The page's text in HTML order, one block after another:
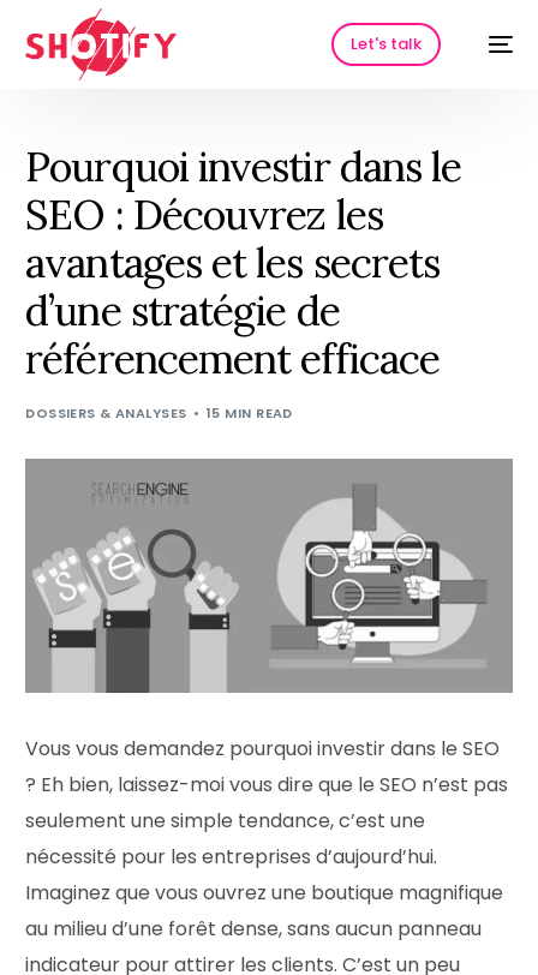
Let's talk
Pourquoi investir dans le
SEO : Découvrez les
avantages et les secrets
d’une stratégie de
référencement efficace
DOSSIERS & ANALYSES 15 MIN READ
Vous vous demandez pourquoi investir dans le SEO
? Eh bien, laissez-moi vous dire que le SEO n’est pas
seulement une simple tendance, c’est une
nécessité pour les entreprises d’aujourd’hui.
Imaginez que vous ouvrez une boutique magnifique
au milieu d’une forêt dense, sans aucun panneau
indicateur pour attirer les clients. C’est un peu
HOT